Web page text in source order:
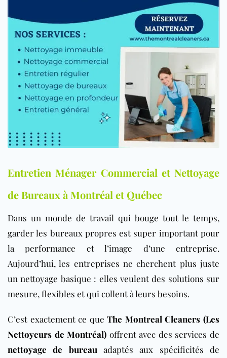
Entretien Ménager Commercial et Nettoyage
de Bureaux à Montréal et Québec
Dans un monde de travail qui bouge tout le temps,
garder les bureaux propres est super important pour
la performance et l’image d’une entreprise.
Aujourd’hui, les entreprises ne cherchent plus juste
un nettoyage basique : elles veulent des solutions sur
mesure, flexibles et qui collent à leurs besoins.
C’est exactement ce queThe Montreal Cleaners (Les
Nettoyeurs de Montréal) offrent avec des services de
nettoyage de bureau adaptés aux spécificités de